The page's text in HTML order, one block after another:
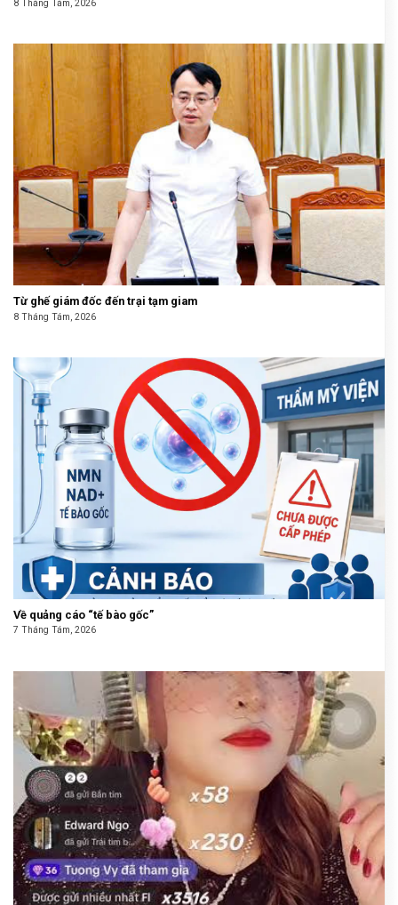
8 Tháng Tám, 2026
Từ ghế giám đốc đến trại tạm giam
8 Tháng Tám, 2026
Về quảng cáo “tế bào gốc”
7 Tháng Tám, 2026